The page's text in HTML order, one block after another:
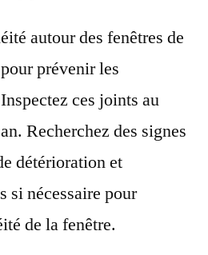
autour des fenêtres de
prévenir les
ces joints au
Recherchez des signes
détérioration et
si nécessaire pour
de la fenêtre.